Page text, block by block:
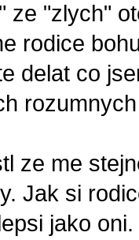
ze "zlych"
rodice
delat co
ze me
Jak si
jako